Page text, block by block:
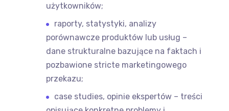
użytkowników;
raporty, statystyki, analizy
porównawcze produktów lub usług –
dane strukturalne bazujące na faktach i
pozbawione stricte marketingowego
przekazu;
case studies, opinie ekspertów – treści